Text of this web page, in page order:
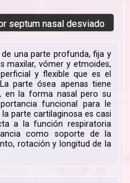
septum nasal desviado
una parte profunda, fija y
maxilar, vómer y etmoides,
y flexible que es el
parte ósea apenas tiene
en la forma nasal pero su
funcional para le
parte cartilaginosa es casi
a la función respiratoria
como soporte de la
rotación y longitud de la